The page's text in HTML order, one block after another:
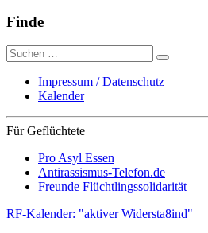
Finde
Suche
nach:
Impressum / Datenschutz
Kalender
Für Geflüchtete
Pro Asyl Essen
Antirassismus-Telefon.de
Freunde Flüchtlingssolidarität
RF-Kalender: "aktiver Widersta8ind"